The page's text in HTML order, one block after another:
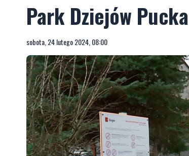
Park Dziejów
sobota, 24 lutego 2024, 08:00